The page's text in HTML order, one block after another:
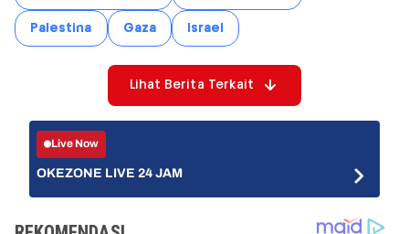
Palestina Gaza Israel
Lihat Berita Terkait
Live Now
OKEZONE LIVE 24 JAM